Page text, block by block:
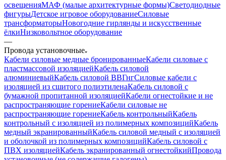
освещенияМАФ (малые архитектурные формы)Светодиодные
фигурыДетское игровое оборудованиеСиловые
трансформаторыНовогодние гирлянды и искусственные
ёлкиНизковольтное оборудование
—
Провода установочные
Кабели силовые медные бронированныеКабели силовые с
пластмассовой изоляциейКабель силовой
алюминиевыйКабель силовой ВВГнгСиловые кабели с
изоляцией из сшитого полиэтиленаКабель силовой с
бумажной пропитанной изоляциейКабели огнестойкие и не
распространяющие горениеКабели силовые не
распространяющие горениеКабель контрольныйКабель
контрольный с изоляцией из полимерных композицийКабель
медный экранированныйКабель силовой медный с изоляцией
и оболочкой из полимерных композицийКабель силовой с
ПВХ изоляциейКабель экранированный огнестойкийПровода